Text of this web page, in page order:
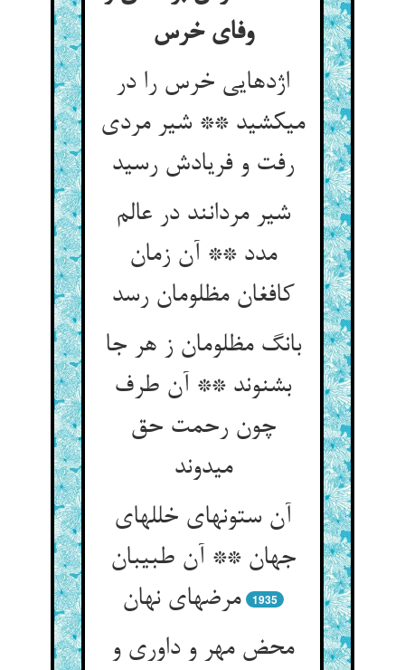
وفای خرس‏
اژدهایی خرس را در
می‏کشید ** شیر مردی
رفت و فریادش رسید
شیر مردانند در عالم
مدد ** آن زمان
کافغان مظلومان رسد
بانگ مظلومان ز هر جا
بشنوند ** آن طرف
چون رحمت حق
می‏دوند
آن ستونهای خللهای
جهان ** آن طبیبان
مرضهای نهان‏
1935
محض مهر و داوری و